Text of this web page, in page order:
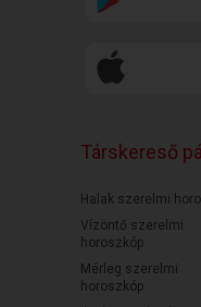
Társkereső
Halak szerelmi
Vízöntő szerelmi
horoszkóp
Mérleg szerelmi
horoszkóp